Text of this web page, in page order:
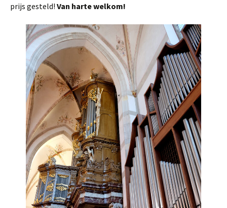
prijs gesteld! Van harte welkom!